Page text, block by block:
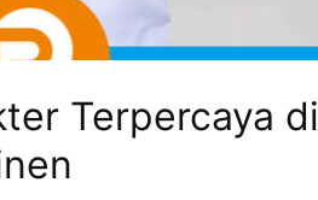
Terpercaya di